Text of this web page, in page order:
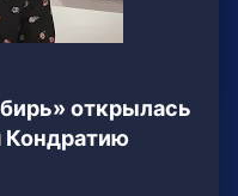
открылась
Кондратию